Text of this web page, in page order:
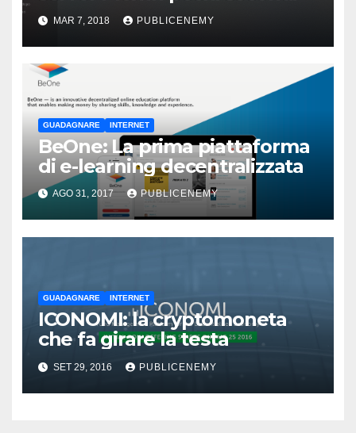
MAR 7, 2018 PUBLICENEMY
GUADAGNARE INTERNET
BeOne: La prima piattaforma
di e-learning decentralizzata
AGO 31, 2017 PUBLICENEMY
GUADAGNARE INTERNET
ICONOMI: la cryptomoneta
che fa girare la testa
SET 29, 2016 PUBLICENEMY